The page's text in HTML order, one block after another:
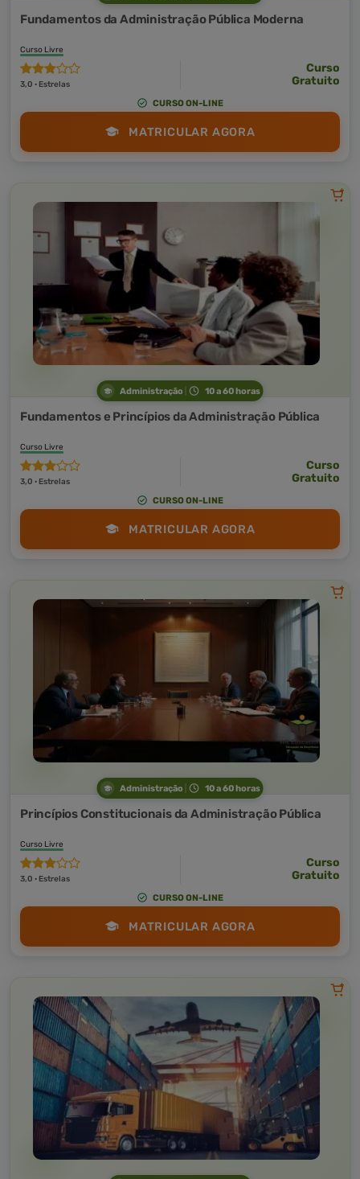
Fundamentos da Administração Pública Moderna
Curso Livre
3,0 · Estrelas
Curso
Gratuito
CURSO ON-LINE
MATRICULAR AGORA
Administração 10 a 60 horas
Fundamentos e Princípios da Administração Pública
Curso Livre
3,0 · Estrelas
Curso
Gratuito
CURSO ON-LINE
MATRICULAR AGORA
Administração 10 a 60 horas
Princípios Constitucionais da Administração Pública
Curso Livre
3,0 · Estrelas
Curso
Gratuito
CURSO ON-LINE
MATRICULAR AGORA